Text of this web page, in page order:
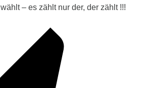
– es zählt nur der, der zählt !!!